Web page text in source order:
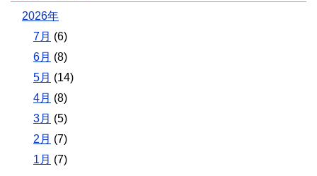
2026年
7月 (6)
6月 (8)
5月 (14)
4月 (8)
3月 (5)
2月 (7)
1月 (7)